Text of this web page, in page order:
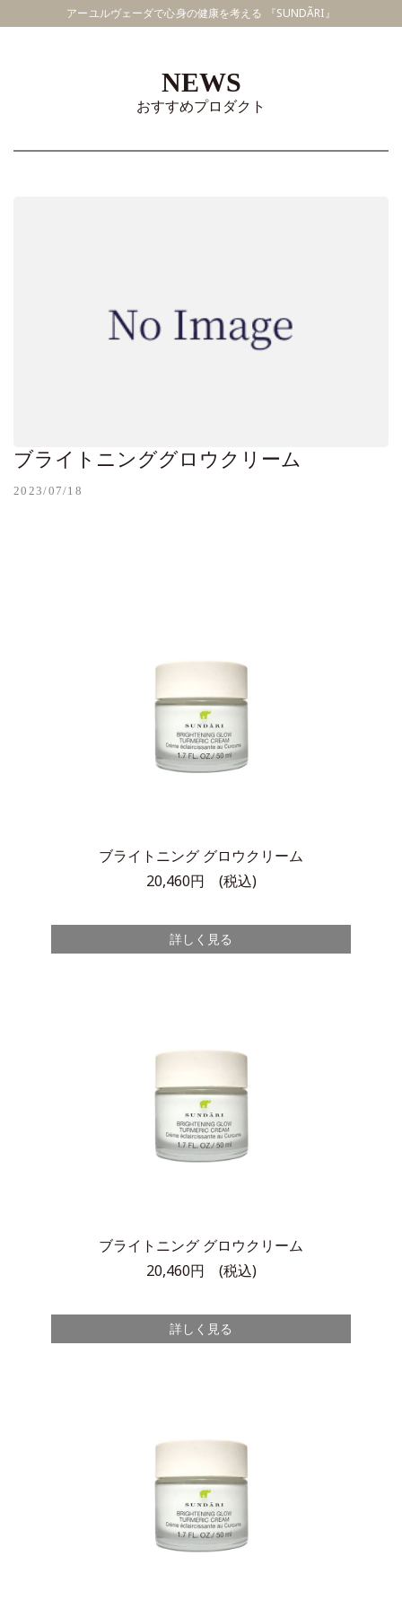
アーユルヴェーダで心身の健康を考える 『SUNDÃRI』
NEWS
おすすめプロダクト
ブライトニンググロウクリーム
2023/07/18
ブライトニング グロウクリーム
20,460円 (税込)
詳しく見る
ブライトニング グロウクリーム
20,460円 (税込)
詳しく見る